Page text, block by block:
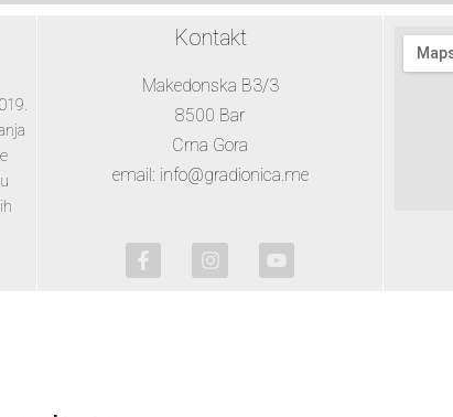
Kontakt
Makedonska B3/3
8500 Bar
Crna Gora
email: info@gradionica.me